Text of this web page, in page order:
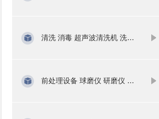
清洗 消毒 超声波清洗机 洗瓶机
前处理设备 球磨仪 研磨仪 氮吹仪 固相萃取